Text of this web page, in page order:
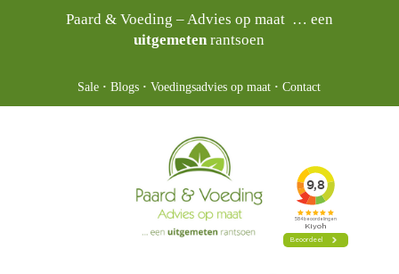
Paard & Voeding – Advies op maat … een
uitgemetenrantsoen
Sale ·Blogs ·Voedingsadvies op maat ·Contact